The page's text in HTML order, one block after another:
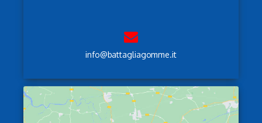
info@battagliagomme.it